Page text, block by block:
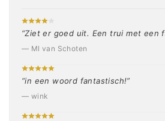
“Ziet er goed uit. Een trui met een
— Ml van Schoten
“in een woord fantastisch!”
— wink